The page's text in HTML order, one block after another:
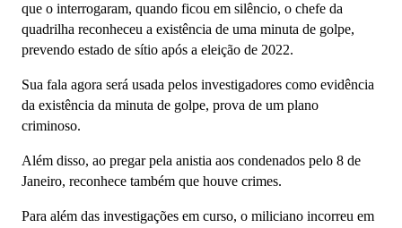
que o interrogaram, quando ficou em silêncio, o chefe da
quadrilha reconheceu a existência de uma minuta de golpe,
prevendo estado de sítio após a eleição de 2022.
Sua fala agora será usada pelos investigadores como evidência
da existência da minuta de golpe, prova de um plano
criminoso.
Além disso, ao pregar pela anistia aos condenados pelo 8 de
Janeiro, reconhece também que houve crimes.
Para além das investigações em curso, o miliciano incorreu em